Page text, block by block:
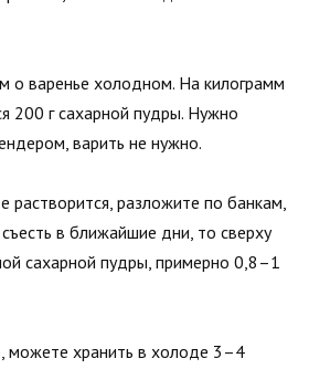
о варенье холодном. На килограмм
200 г сахарной пудры. Нужно
варить не нужно.
растворится, разложите по банкам,
в ближайшие дни, то сверху
сахарной пудры, примерно 0,8–1
можете хранить в холоде 3–4